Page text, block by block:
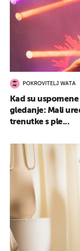
POKROVITELJ WATA
Kad su
gledanje: Mali
trenutke s ple...